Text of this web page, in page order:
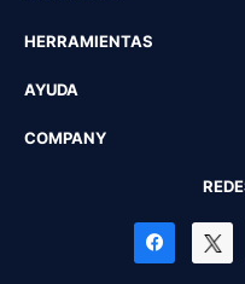
HERRAMIENTAS
AYUDA
COMPANY